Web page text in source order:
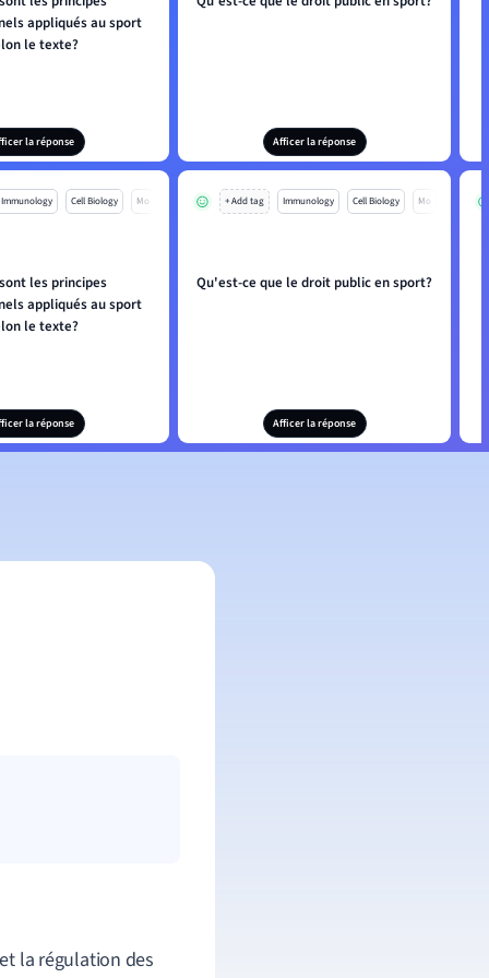
appliqués au sport
le texte?
la réponse Afficer la réponse
Immunology Cell Biology Mo
les principes
appliqués au sport
le texte?
la réponse
+ Add tag Immunology Cell Biology Mo
Qu'est-ce que le droit public en sport?
Afficer la réponse
la régulation des